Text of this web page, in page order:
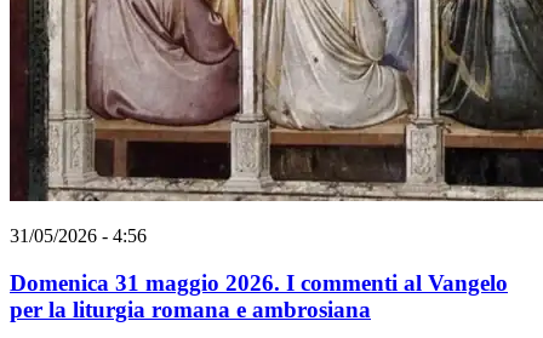
31/05/2026 - 4:56
Domenica 31 maggio 2026. I commenti al Vangelo
per la liturgia romana e ambrosiana